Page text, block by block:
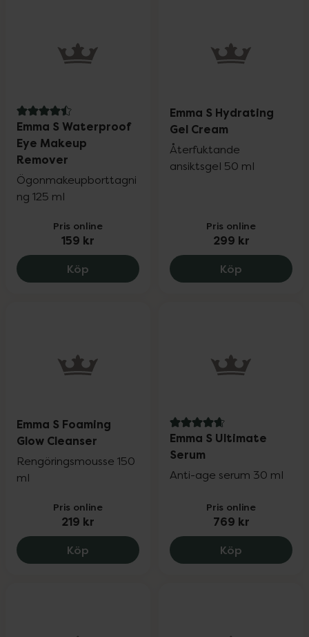
4.5 av 5 i omdöme
Emma S Waterproof
Eye Makeup
Remover
Ögonmakeupborttagni
ng 125 ml
Pris online
159 kr
Köp Emma S Waterproof Eye Makeup
Emma S Hydrating
Gel Cream
Återfuktande
ansiktsgel 50 ml
Pris online
299 kr
Köp Emma S
Emma S Foaming
Glow Cleanser
Rengöringsmousse 150
ml
Pris online
219 kr
Köp Emma S Foaming Glow Cleanser, 219 kr.
4.7 av 5 i omdöme
Emma S Ultimate
Serum
Anti-age serum 30 ml
Pris online
769 kr
Köp Emma S